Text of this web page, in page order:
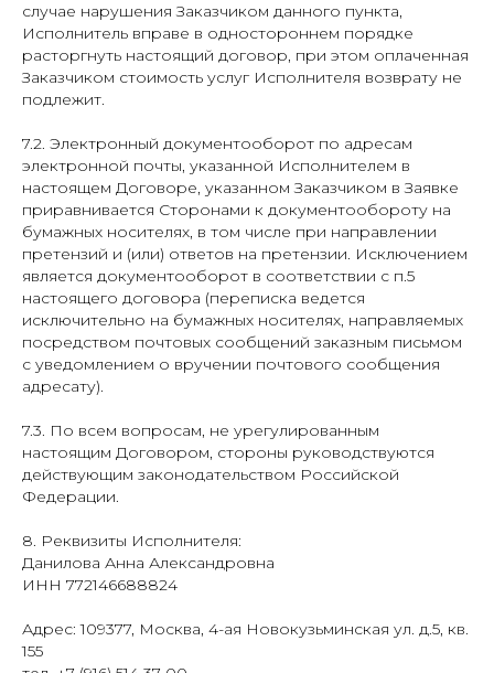
случае нарушения Заказчиком данного пункта,
Исполнитель вправе в одностороннем порядке
расторгнуть настоящий договор, при этом оплаченная
Заказчиком стоимость услуг Исполнителя возврату не
подлежит.
7.2. Электронный документооборот по адресам
электронной почты, указанной Исполнителем в
настоящем Договоре, указанном Заказчиком в Заявке
приравнивается Сторонами к документообороту на
бумажных носителях, в том числе при направлении
претензий и (или) ответов на претензии. Исключением
является документооборот в соответствии с п.5
настоящего договора (переписка ведется
исключительно на бумажных носителях, направляемых
посредством почтовых сообщений заказным письмом
с уведомлением о вручении почтового сообщения
адресату).
7.3. По всем вопросам, не урегулированным
настоящим Договором, стороны руководствуются
действующим законодательством Российской
Федерации.
8. Реквизиты Исполнителя:
Данилова Анна Александровна
ИНН 772146688824
Адрес: 109377, Москва, 4-ая Новокузьминская ул. д.5, кв.
155